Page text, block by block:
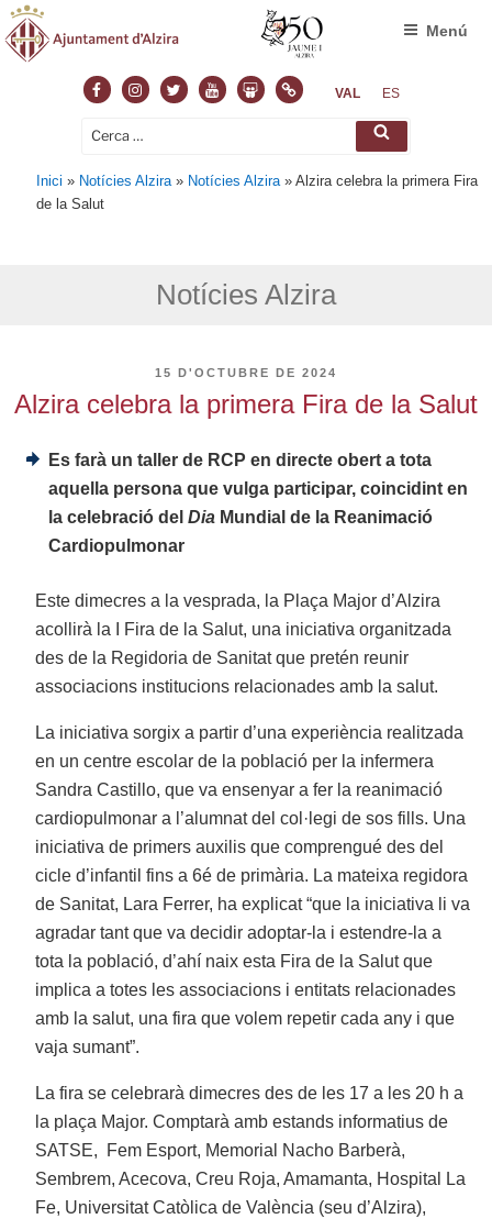
FacebookInstagram
TwitterYoutubeSlideshare
NormasVAL ES
Cerca: Cerca
Menú
Inici » Notícies Alzira » Notícies Alzira »Alzira celebra la primera Fira
de la Salut
Notícies Alzira
PUBLICAT
15 D'OCTUBRE DE 2024
Alzira celebra la primera Fira de la Salut
Es farà un taller de RCP en directe obert a tota
aquella persona que vulga participar, coincidint en
la celebració delDia Mundial de la Reanimació
Cardiopulmonar
Este dimecres a la vesprada, la Plaça Major d’Alzira
acollirà la I Fira de la Salut, una iniciativa organitzada
des de la Regidoria de Sanitat que pretén reunir
associacions institucions relacionades amb la salut.
La iniciativa sorgix a partir d’una experiència realitzada
en un centre escolar de la població per la infermera
Sandra Castillo, que va ensenyar a fer la reanimació
cardiopulmonar a l’alumnat del col·legi de sos fills. Una
iniciativa de primers auxilis que comprengué des del
cicle d’infantil fins a 6é de primària. La mateixa regidora
de Sanitat, Lara Ferrer, ha explicat “que la iniciativa li va
agradar tant que va decidir adoptar-la i estendre-la a
tota la població, d’ahí naix esta Fira de la Salut que
implica a totes les associacions i entitats relacionades
amb la salut, una fira que volem repetir cada any i que
vaja sumant”.
La fira se celebrarà dimecres des de les 17 a les 20 h a
la plaça Major. Comptarà amb estands informatius de
SATSE, Fem Esport, Memorial Nacho Barberà,
Sembrem, Acecova, Creu Roja, Amamanta, Hospital La
Fe, Universitat Catòlica de València (seu d’Alzira),